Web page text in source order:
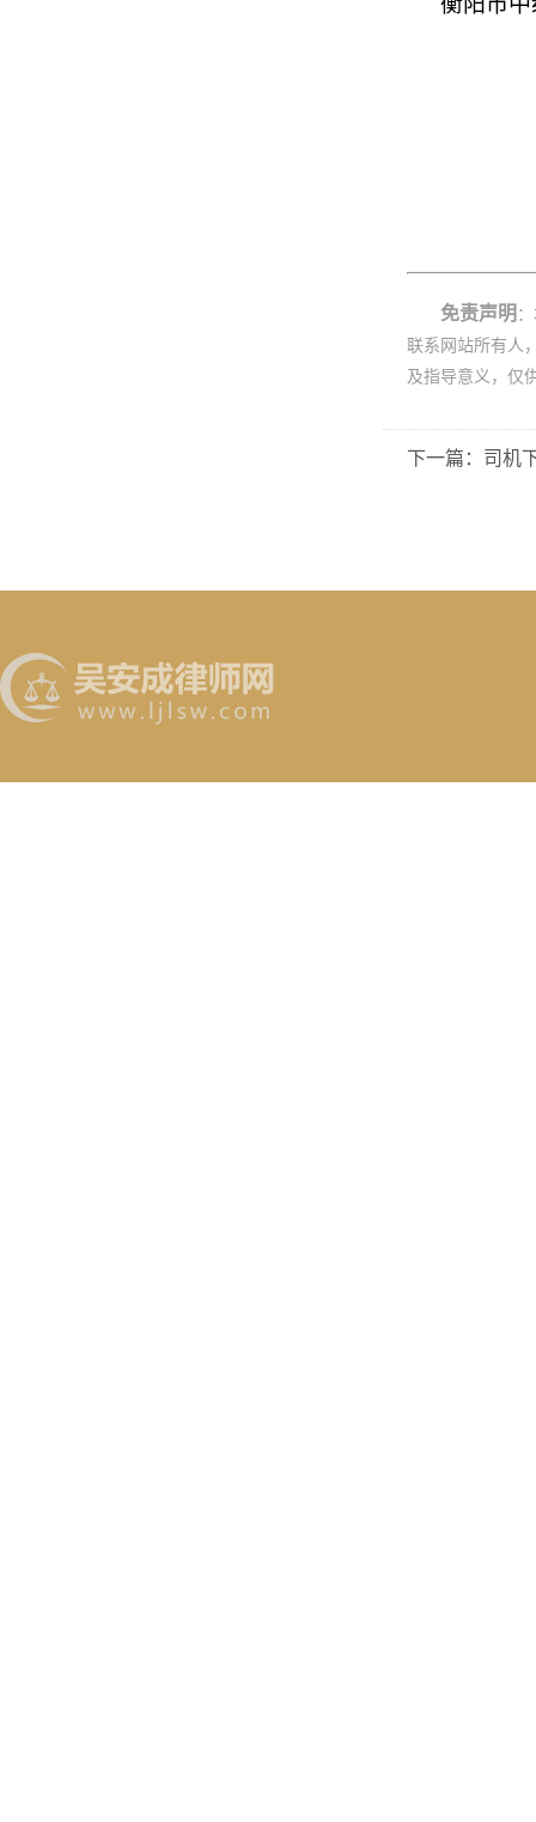
免责声明
联系网站所有人
及指导意义，仅
下一篇：司机